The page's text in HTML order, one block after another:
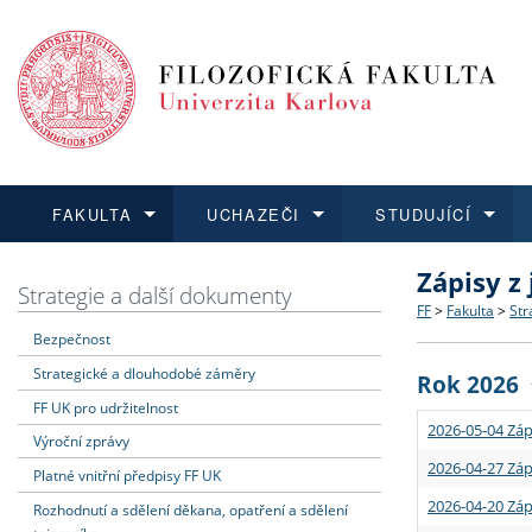
FAKULTA
Dozvědět se více
Struktura
Strategie
Podpora
UCHAZEČI
Podat přihlášku
Co
Učitelské
STUDUJÍCÍ
Dozvědět se více
Rigorózní
Dozvědět se více
O vědě a
Granty a
Dozvědět se více
Aktuální
Strategie a další dokumenty
Bezpečnost
Strategické a dlouhodobé záměry
FF UK pro udržitelnost
Výroční zprávy
Platné vnitřní předpisy FF UK
Rozhodnutí a sdělení děkana, opatření a sdělení
Zápisy
FF > Fakulta >
Rok 2026
2026-05-04
2026-04-27
2026-04-20